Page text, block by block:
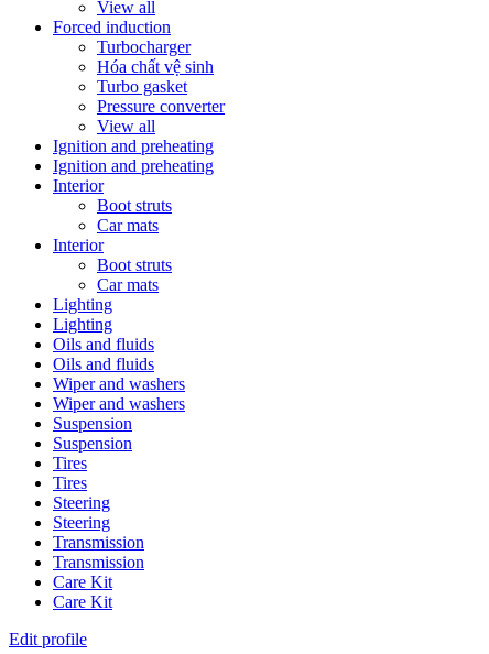
View all
Forced induction
Turbocharger
Hóa chất vệ sinh
Turbo gasket
Pressure converter
View all
Ignition and preheating
Ignition and preheating
Interior
Boot struts
Car mats
Interior
Boot struts
Car mats
Lighting
Lighting
Oils and fluids
Oils and fluids
Wiper and washers
Wiper and washers
Suspension
Suspension
Tires
Tires
Steering
Steering
Transmission
Transmission
Care Kit
Care Kit
Edit profile